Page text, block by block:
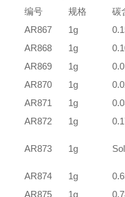
编号
规格 碳
AR867
1g
AR868
1g
AR869
1g
AR870
1g
AR871
1g
AR872
1g
AR873 1g
AR874 1g
AR875
1g